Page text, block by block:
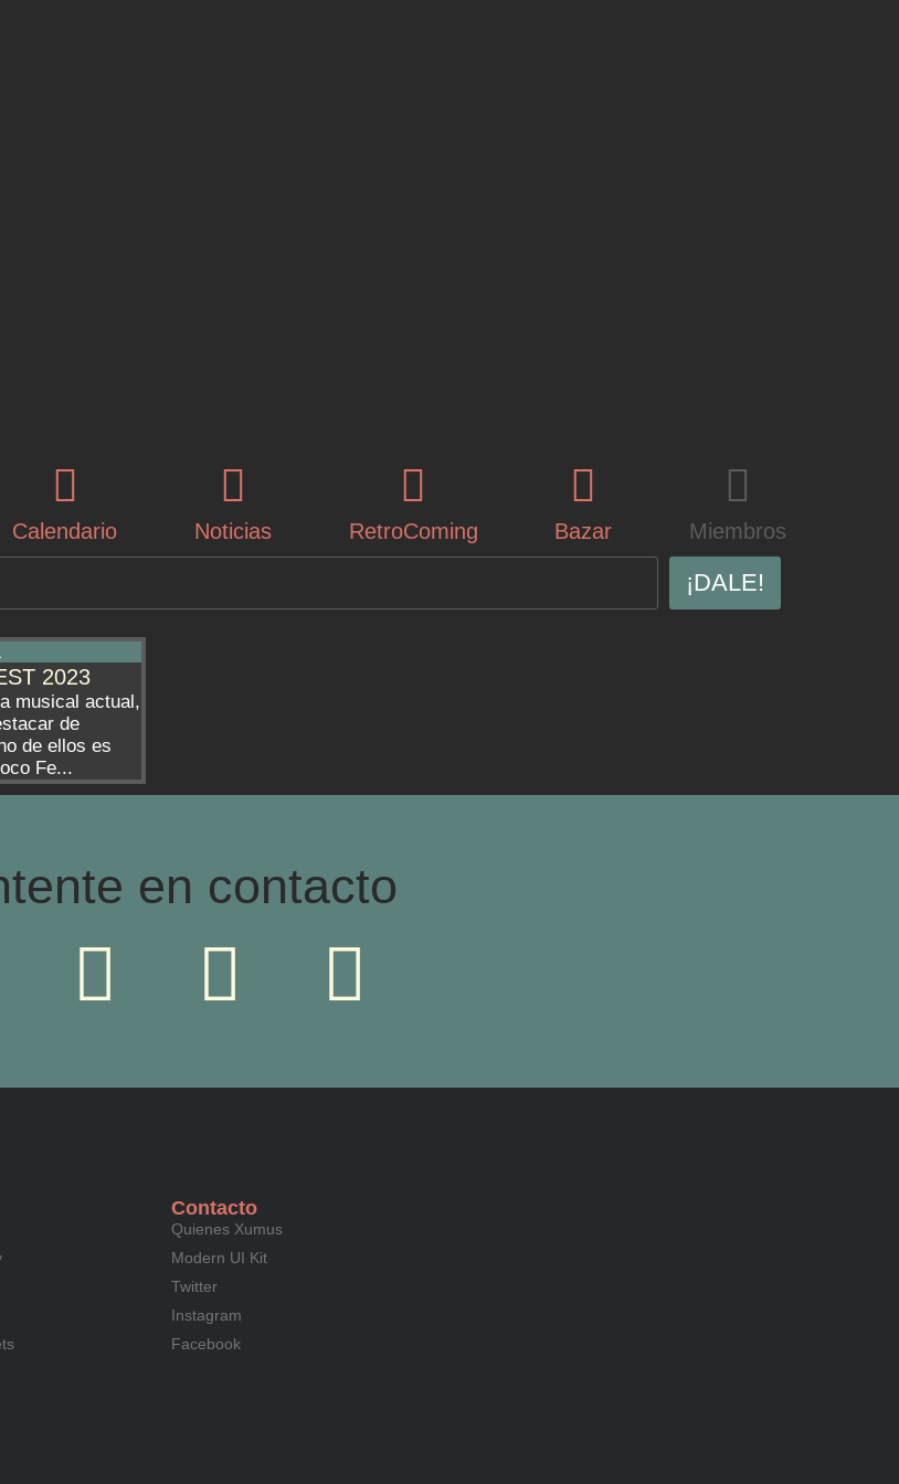
Calendario Noticias RetroComing Bazar Miembros
¡DALE!
2023
musical actual,
de
de ellos es
Fe...
en contacto
Contacto
Quienes Xumus
Modern UI Kit
Twitter
Instagram
Facebook